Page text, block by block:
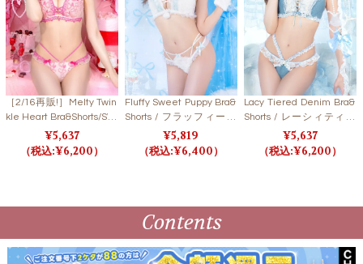
［2/16再販!］Melty Twin
kle Heart Bra&Shorts/SW
EETPINK メルティトゥイ
ンクルハートブラ＆ショ
5,637
6,200
Fluffy Sweet Puppy Bra&
Shorts / フラッフィース
ウィートパピーブラ＆シ
ョーツ 【LB5500】
5,819
6,400
Lacy Tiered Denim Bra&
Shorts / レーシィティア
ードデニムブラ＆ショー
ツ【LB5500】
5,637
6,200
Contents